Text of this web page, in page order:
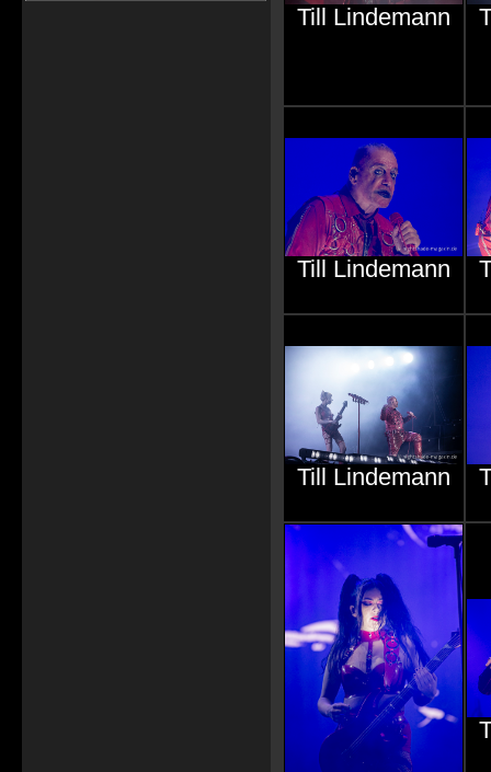
Till Lindemann
Till Lindemann
Till Lindemann